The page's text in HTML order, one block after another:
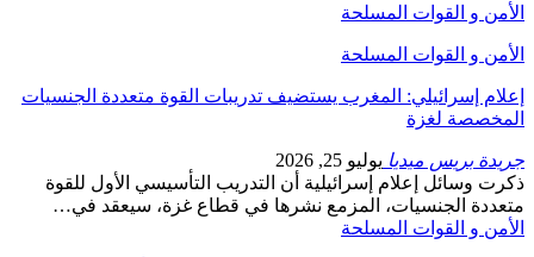
الأمن و القوات المسلحة
الأمن و القوات المسلحة
إعلام إسرائيلي: المغرب يستضيف تدريبات القوة متعددة الجنسيات
المخصصة لغزة
جريدة بريس ميديا يوليو 25, 2026
ذكرت وسائل إعلام إسرائيلية أن التدريب التأسيسي الأول للقوة
متعددة الجنسيات، المزمع نشرها في قطاع غزة، سيعقد في…
الأمن و القوات المسلحة